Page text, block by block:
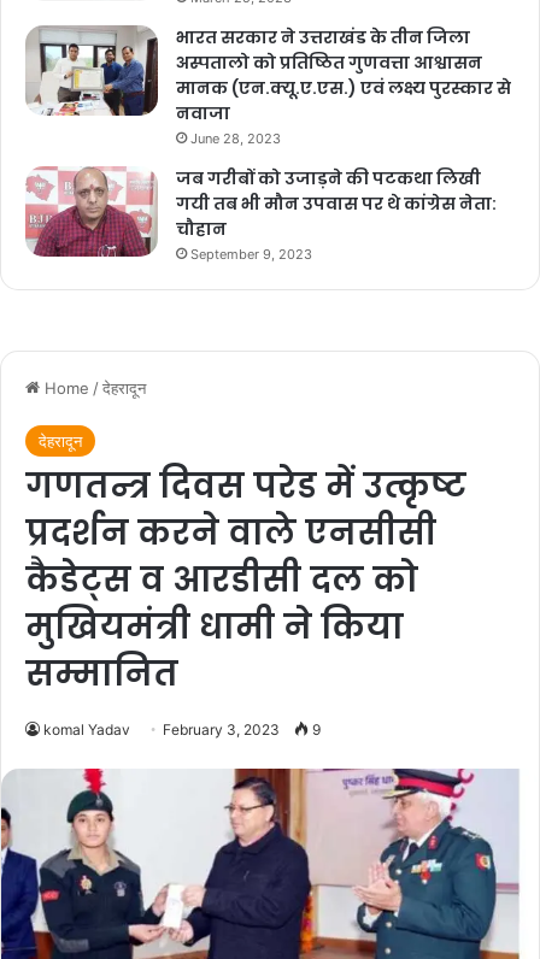
भारत सरकार ने उत्तराखंड के तीन जिला
अस्पतालो को प्रतिष्ठित गुणवत्ता आश्वासन
मानक (एन.क्यू.ए.एस.) एवं लक्ष्य पुरस्कार से
नवाजा
June 28, 2023
जब गरीबों को उजाड़ने की पटकथा लिखी
गयी तब भी मौन उपवास पर थे कांग्रेस नेता:
चौहान
September 9, 2023